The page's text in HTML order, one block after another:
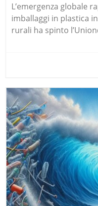
L’emergenza globale
imballaggi in plastica
rurali ha spinto